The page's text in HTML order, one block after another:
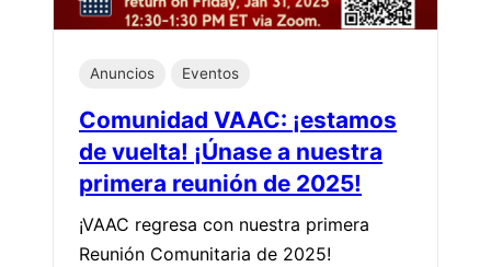
Anuncios Eventos
Comunidad VAAC: ¡estamos
de vuelta! ¡Únase a nuestra
primera reunión de 2025!
¡VAAC regresa con nuestra primera
Reunión Comunitaria de 2025!